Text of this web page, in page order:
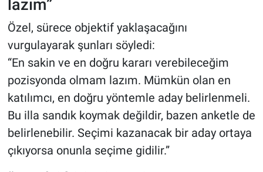
lazım”
Özel, sürece objektif yaklaşacağını
vurgulayarak şunları söyledi:
“En sakin ve en doğru kararı verebileceğim
pozisyonda olmam lazım. Mümkün olan en
katılımcı, en doğru yöntemle aday belirlenmeli.
Bu illa sandık koymak değildir, bazen anketle de
belirlenebilir. Seçimi kazanacak bir aday ortaya
çıkıyorsa onunla seçime gidilir.”